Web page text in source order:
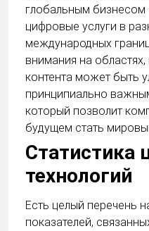
глобальным бизнесом
цифровые услуги в
международных
внимания на
контента может быть
принципиально
который позволит
будущем стать
Статистика
технологий
Есть целый перечень
показателей,